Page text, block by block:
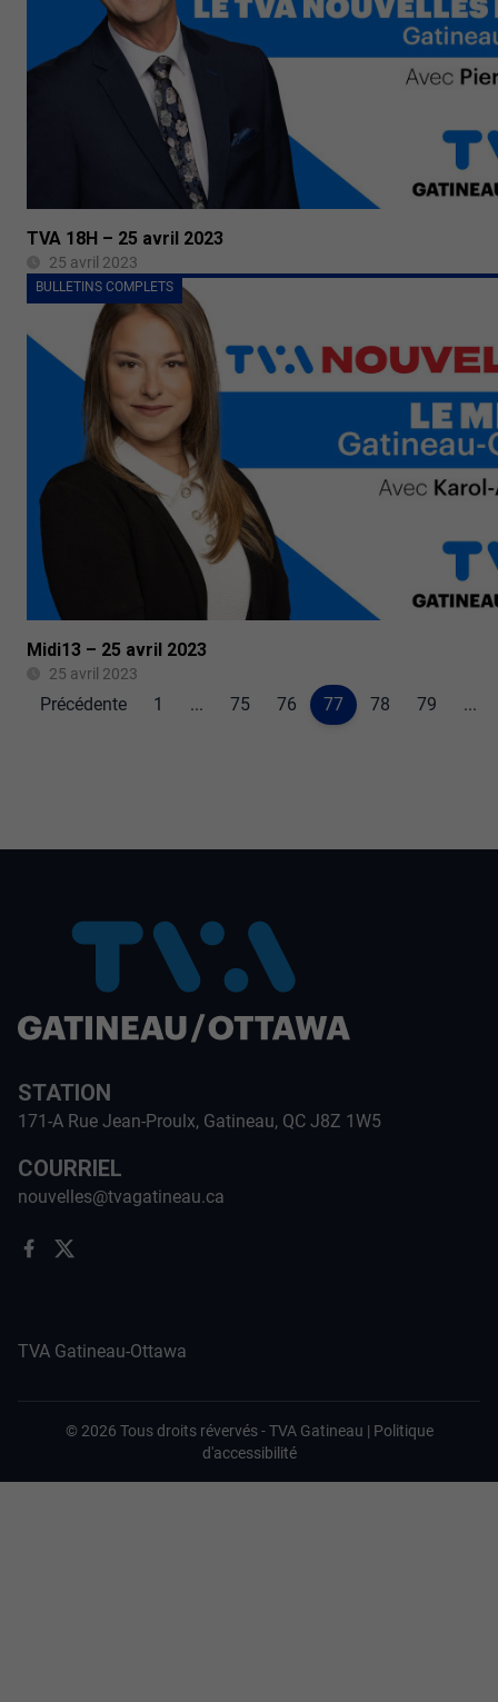
TVA 18H – 25 avril 2023
25 avril 2023
BULLETINS COMPLETS
Midi13 – 25 avril 2023
25 avril 2023
Précédente 1 ... 75 76 77 78 79 ...
STATION
171-A Rue Jean-Proulx, Gatineau, QC J8Z 1W5
COURRIEL
nouvelles@tvagatineau.ca
TVA Gatineau-Ottawa
© 2026 Tous droits révervés -TVA Gatineau | Politique
d'accessibilité